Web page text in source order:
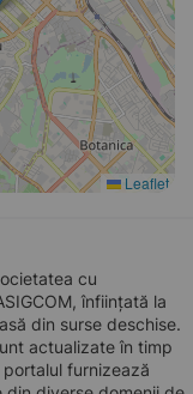
Leaflet
cu
înființată la
din surse deschise.
actualizate în timp
furnizează